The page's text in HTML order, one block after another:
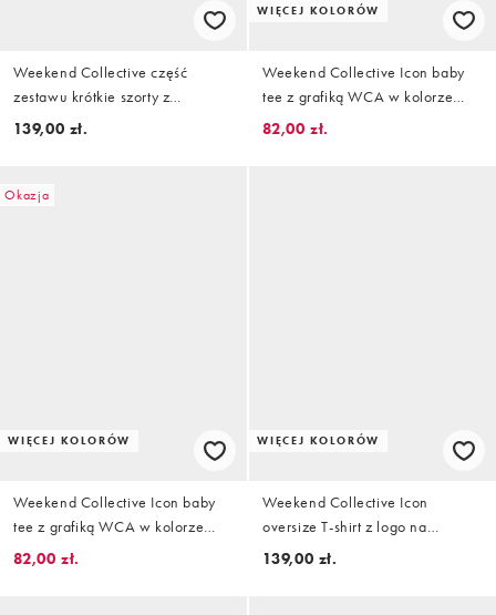
Weekend Collective część
zestawu krótkie szorty z
mikronylonu z wiązaniem w talii
139,00 zł.
WIĘCEJ KOLORÓW
Weekend Collective Icon baby
tee z grafiką WCA w kolorze
maślanym
82,00 zł.
Okazja
WIĘCEJ KOLORÓW
Weekend Collective Icon baby
tee z grafiką WCA w kolorze
baby blue
82,00 zł.
WIĘCEJ KOLORÓW
Weekend Collective Icon
oversize T-shirt z logo na
plecach w czerwieni
139,00 zł.